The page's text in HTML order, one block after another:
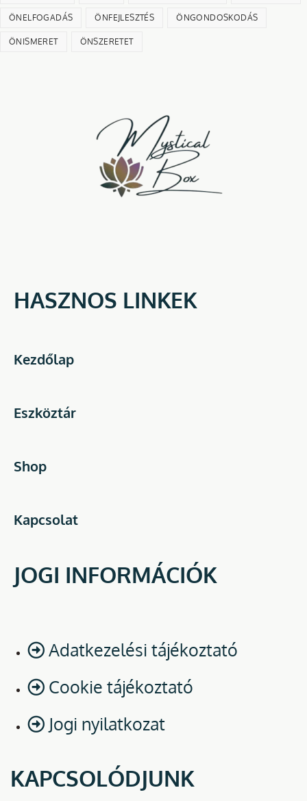
ÖNELFOGADÁS ÖNFEJLESZTÉS ÖNGONDOSKODÁS
ÖNISMERET ÖNSZERETET
HASZNOS LINKEK
Kezdőlap
Eszköztár
Shop
Kapcsolat
JOGI INFORMÁCIÓK
Adatkezelési tájékoztató
Cookie tájékoztató
Jogi nyilatkozat
KAPCSOLÓDJUNK